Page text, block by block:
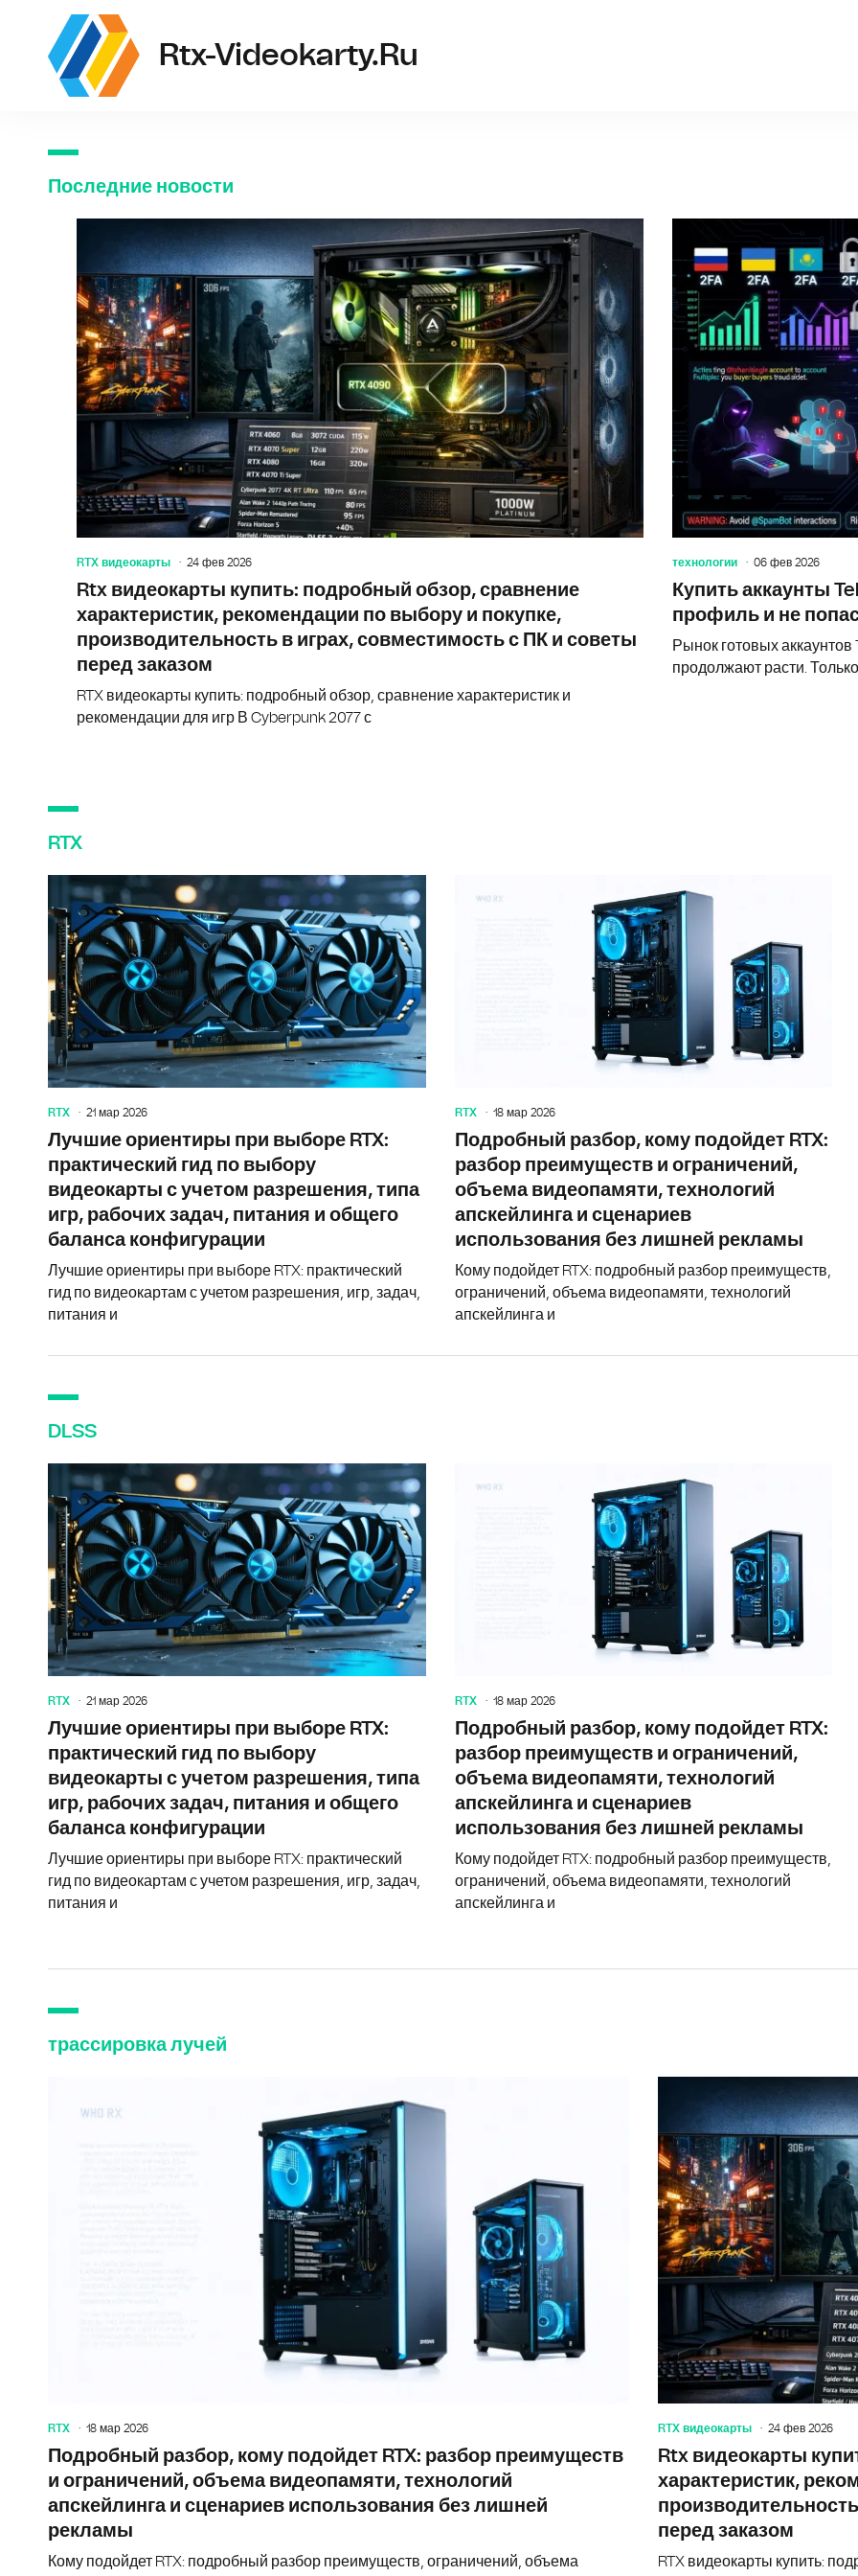
Rtx-Videokarty.ru
Последние новости
RTX видеокарты 24 фев 2026
Rtx видеокарты купить: подробный обзор, сравнение
характеристик, рекомендации по выбору и покупке,
производительность в играх, совместимость с ПК и советы
перед заказом
RTX видеокарты купить: подробный обзор, сравнение характеристик и
рекомендации для игр В Cyberpunk 2077 с
технологии 06 фев 2026
Купить аккаунты
профиль и не
Рынок готовых
продолжают расти.
RTX
RTX 21 мар 2026
Лучшие ориентиры при выборе RTX:
практический гид по выбору
видеокарты с учетом разрешения, типа
игр, рабочих задач, питания и общего
баланса конфигурации
Лучшие ориентиры при выборе RTX: практический
гид по видеокартам с учетом разрешения, игр, задач,
питания и
RTX 18 мар 2026
Подробный разбор, кому подойдет RTX:
разбор преимуществ и ограничений,
объема видеопамяти, технологий
апскейлинга и сценариев
использования без лишней рекламы
Кому подойдет RTX: подробный разбор преимуществ,
ограничений, объема видеопамяти, технологий
апскейлинга и
DLSS
RTX 21 мар 2026
Лучшие ориентиры при выборе RTX:
практический гид по выбору
видеокарты с учетом разрешения, типа
игр, рабочих задач, питания и общего
баланса конфигурации
Лучшие ориентиры при выборе RTX: практический
гид по видеокартам с учетом разрешения, игр, задач,
питания и
RTX 18 мар 2026
Подробный разбор, кому подойдет RTX:
разбор преимуществ и ограничений,
объема видеопамяти, технологий
апскейлинга и сценариев
использования без лишней рекламы
Кому подойдет RTX: подробный разбор преимуществ,
ограничений, объема видеопамяти, технологий
апскейлинга и
трассировка лучей
RTX 18 мар 2026
Подробный разбор, кому подойдет RTX: разбор преимуществ
и ограничений, объема видеопамяти, технологий
апскейлинга и сценариев использования без лишней
рекламы
Кому подойдет RTX: подробный разбор преимуществ, ограничений, объема
RTX видеокарты 24 фев 2026
Rtx видеокарты
характеристик,
перед заказом
RTX видеокарты купить: